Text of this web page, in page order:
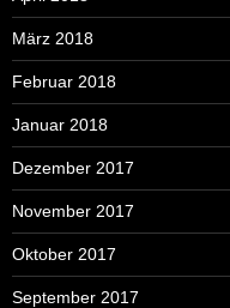
März 2018
Februar 2018
Januar 2018
Dezember 2017
November 2017
Oktober 2017
September 2017